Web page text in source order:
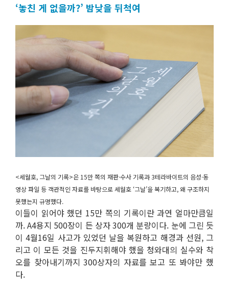
‘놓친 게 없을까?’ 밤낮을 뒤척여
<세월호, 그날의 기록>은 15만 쪽의 재판·수사 기록과 3테라바이트의 음성·동
영상 파일 등 객관적인 자료를 바탕으로 세월호 ‘그날’을 복기하고, 왜 구조하지
못했는지 규명했다.
이들이 읽어야 했던 15만 쪽의 기록이란 과연 얼마만큼일
까. A4용지 500장이 든 상자 300개 분량이다. 눈에 그린 듯
이 4월16일 사고가 있었던 날을 복원하고 해경과 선원, 그
리고 이 모든 것을 진두지휘해야 했을 청와대의 실수와 착
오를 찾아내기까지 300상자의 자료를 보고 또 봐야만 했
다.